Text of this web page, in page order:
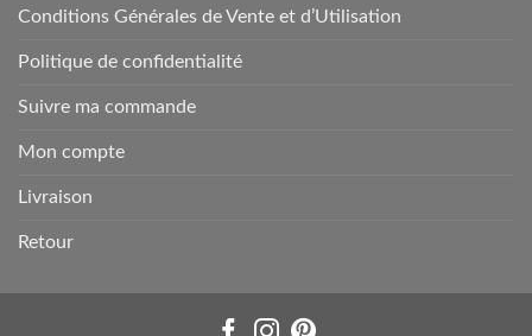
Conditions Générales de Vente et d’Utilisation
Politique de confidentialité
Suivre ma commande
Mon compte
Livraison
Retour